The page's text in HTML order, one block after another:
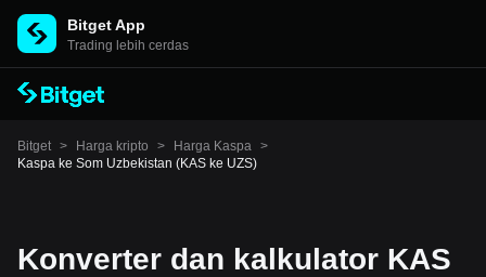
Bitget App
Trading lebih cerdas
Bitget > Harga kripto > Harga Kaspa >
Kaspa ke Som Uzbekistan (KAS ke UZS)
Konverter dan kalkulator KAS